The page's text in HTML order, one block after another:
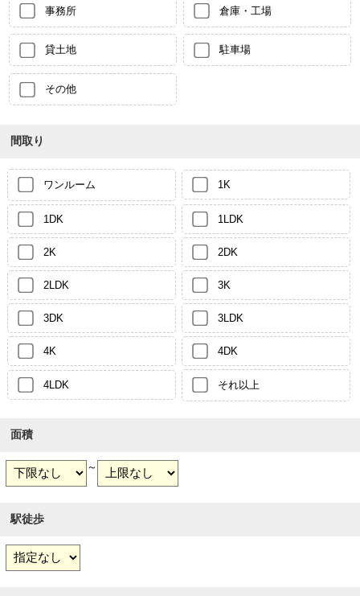
事務所 倉庫・工場
貸土地 駐車場
その他
間取り
ワンルーム 1K
1DK 1LDK
2K 2DK
2LDK 3K
3DK 3LDK
4K 4DK
4LDK それ以上
面積
～
駅徒歩